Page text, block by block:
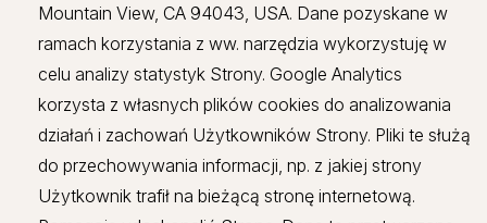
Mountain View, CA 94043, USA. Dane pozyskane w
ramach korzystania z ww. narzędzia wykorzystuję w
celu analizy statystyk Strony. Google Analytics
korzysta z własnych plików cookies do analizowania
działań i zachowań Użytkowników Strony. Pliki te służą
do przechowywania informacji, np. z jakiej strony
Użytkownik trafił na bieżącą stronę internetową.